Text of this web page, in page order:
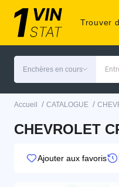
Trouver
Enchères en cours
Accueil / CATALOGUE /
CHEVROLET
Ajouter aux favoris